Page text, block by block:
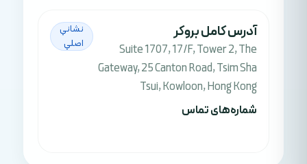
آدرس کامل بروکر
Suite 1707, 17/F, Tower 2, The
Gateway, 25 Canton Road, Tsim Sha
Tsui, Kowloon, Hong Kong
نشاني
اصلي
شماره‌های تماس